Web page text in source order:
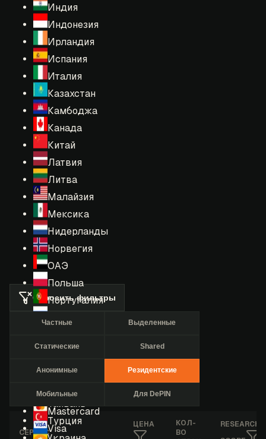
Индия
Индонезия
Ирландия
Испания
Италия
Казахстан
Камбоджа
Канада
Китай
Латвия
Литва
Малайзия
Мексика
Нидерланды
Норвегия
ОАЭ
Польша
Португалия
США
Сингапур
Турция
Mastercard
Visa
Сбросить фильтры
Частные Выделенные
Статические Shared
Анонимные Резидентские
Мобильные Для DePIN
СЕРВИС
ЦЕНА
КОЛ-
ВО